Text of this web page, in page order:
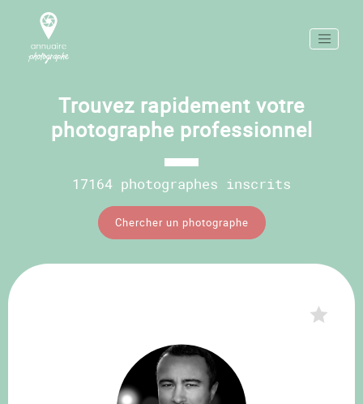
Trouvez rapidement votre
photographe professionnel
17164 photographes inscrits
Chercher un photographe